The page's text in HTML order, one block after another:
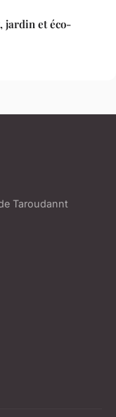
jardin et éco-
Taroudannt